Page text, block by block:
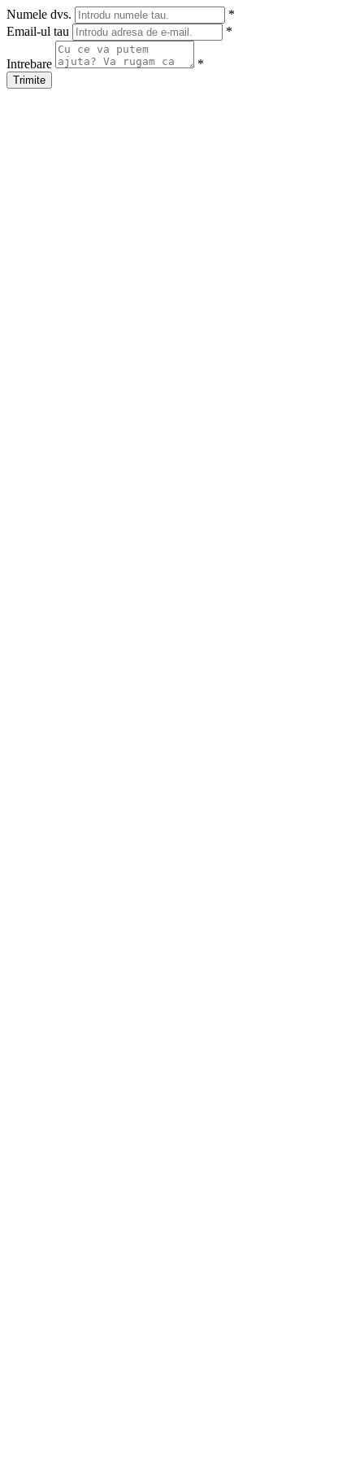
Numele dvs.
*
Email-ul tau
*
Intrebare *
Trimite